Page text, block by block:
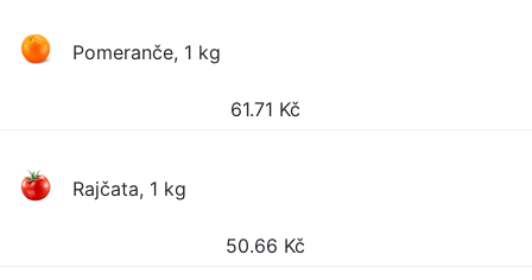
Pomeranče, 1 kg
61.71 Kč
Rajčata, 1 kg
50.66 Kč